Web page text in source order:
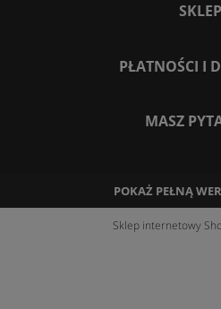
SKLEP
PŁATNOŚCI I
MASZ
POKAŻ PEŁNĄ
Sklep internetowy